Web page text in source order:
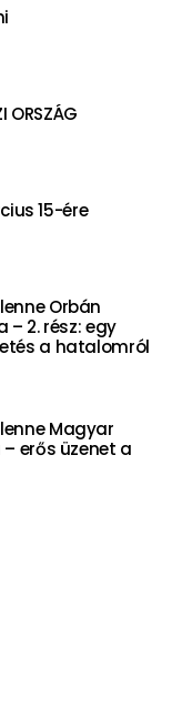
ORSZÁG
15-ére
Orbán
– 2. rész: egy
a hatalomról
Magyar
erős üzenet a